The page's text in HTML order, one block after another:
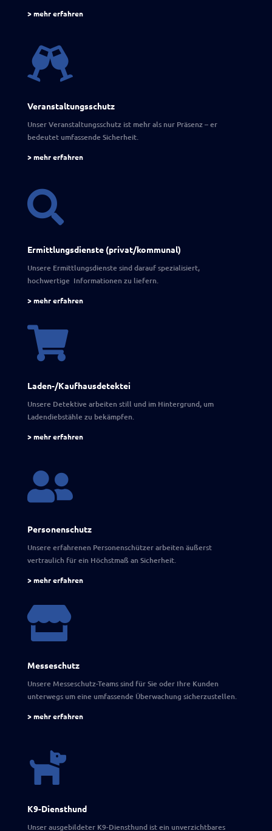
> mehr erfahren

Veranstaltungsschutz
Unser Veranstaltungsschutz ist mehr als nur Präsenz – er
bedeutet umfassende Sicherheit.
> mehr erfahren

Ermittlungsdienste (privat/kommunal)
Unsere Ermittlungsdienste sind darauf spezialisiert,
hochwertige Informationen zu liefern.
> mehr erfahren

Laden-/Kaufhausdetektei
Unsere Detektive arbeiten still und im Hintergrund, um
Ladendiebstähle zu bekämpfen.
> mehr erfahren

Personenschutz
Unsere erfahrenen Personenschützer arbeiten äußerst
vertraulich für ein Höchstmaß an Sicherheit.
> mehr erfahren

Messeschutz
Unsere Messeschutz-Teams sind für Sie oder Ihre Kunden
unterwegs um eine umfassende Überwachung sicherzustellen.
> mehr erfahren

K9-Diensthund
Unser ausgebildeter K9-Diensthund ist ein unverzichtbares